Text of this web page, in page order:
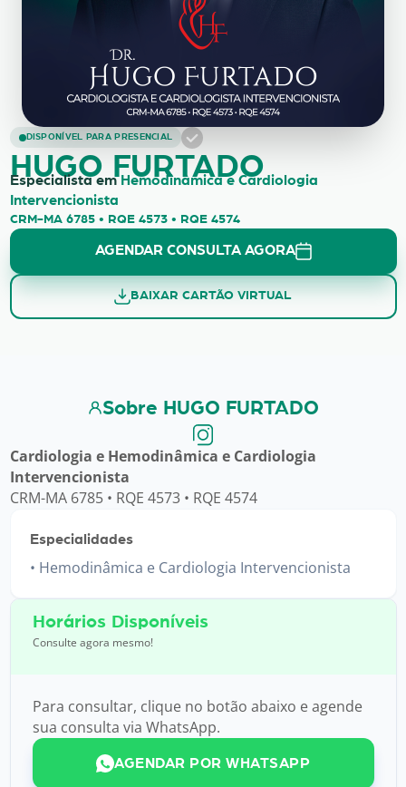
DISPONÍVEL PARA PRESENCIAL
HUGO FURTADO
HUGO FURTADO
Especialista em Hemodinâmica e Cardiologia
Intervencionista
CRM-MA 6785 • RQE 4573 • RQE 4574
AGENDAR CONSULTA AGORA
BAIXAR CARTÃO VIRTUAL
Sobre HUGO FURTADO
Cardiologia e Hemodinâmica e Cardiologia
Intervencionista
CRM-MA 6785 • RQE 4573 • RQE 4574
Especialidades
Hemodinâmica e Cardiologia Intervencionista
Horários Disponíveis
Consulte agora mesmo!
Para consultar, clique no botão abaixo e agende
sua consulta via WhatsApp.
AGENDAR POR WHATSAPP